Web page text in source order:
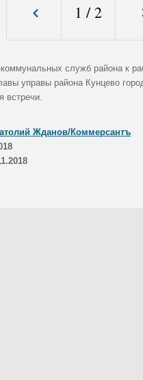
1 /2
служб района к
управы района Кунцево
встречи.
Жданов/Коммерсантъ